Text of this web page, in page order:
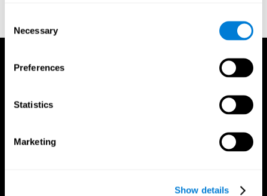
Selection
Necessary
Preferences
Statistics
Marketing
Show details